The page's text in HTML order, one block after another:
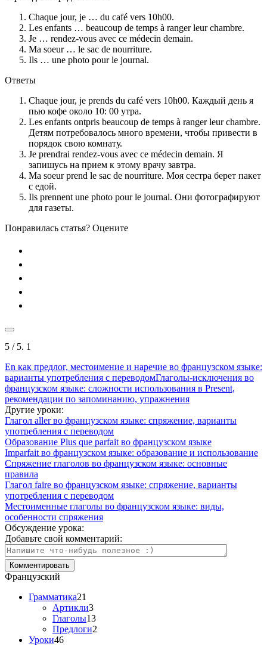
Chaque jour, je … du café vers 10h00.
Les enfants … beaucoup de temps à ranger leur chambre.
Je … rendez-vous avec ce médecin demain.
Ma soeur … le sac de nourriture.
Ils … une photo pour le journal.
Ответы
Chaque jour, je prends du café vers 10h00. Каждый день я
пью кофе около 10: 00 утра.
Les enfants ontpris beaucoup de temps à ranger leur chambre.
Детям потребовалось много времени, чтобы привести в
порядок свою комнату.
Je prendrai rendez-vous avec ce médecin demain. Я
запишусь на прием к этому врачу завтра.
Ma soeur prend le sac de nourriture. Моя сестра берет пакет
с едой.
Ils prennent une photo pour le journal. Они фотографируют
для газеты.
Понравилась статья? Оцените
5 / 5. 1
En как предлог, местоимение и наречие во французском языке:
варианты употребления с переводомГлаголы-исключения во
французском языке: сложности использования в Present,
рекомендации по запоминанию, упражнения
Другие уроки:
Глагол aller во французском языке: спряжение, варианты
употребления с переводом
Образование Plus que parfait во французском языке
Imparfait во французском языке: образование и использование
Спряжение глаголов во французском языке: основные
правила
Глагол faire во французском языке: спряжение, варианты
употребления с переводом
Местоименные глаголы во французском языке: виды,
особенности спряжения
Обсуждение урока:
Добавьте свой комментарий:
Французский
Грамматика21
Артикли3
Глаголы13
Предлоги2
Уроки46